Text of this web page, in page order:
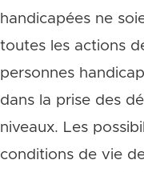
handicapées ne
toutes les actions
personnes
dans la prise des
niveaux. Les
conditions de vie